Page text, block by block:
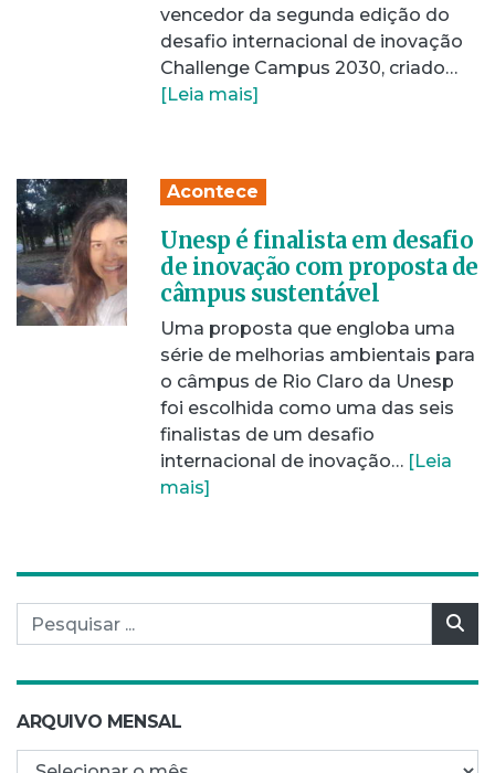
vencedor da segunda edição do
desafio internacional de inovação
Challenge Campus 2030, criado…
[Leia mais]
Acontece
Unesp é finalista em desafio
de inovação com proposta de
câmpus sustentável
Uma proposta que engloba uma
série de melhorias ambientais para
o câmpus de Rio Claro da Unesp
foi escolhida como uma das seis
finalistas de um desafio
internacional de inovação… [Leia
mais]
Pesquisar por:
ARQUIVO MENSAL
Arquivo mensal